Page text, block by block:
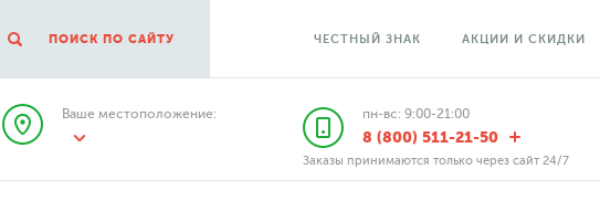
ПОИСК ПО САЙТУ ЧЕСТНЫЙ ЗНАК АКЦИИ И СКИДКИ
Ваше местоположение: пн-вс: 9:00-21:00
8 (800) 511-21-50
Заказы принимаются только через сайт 24/7